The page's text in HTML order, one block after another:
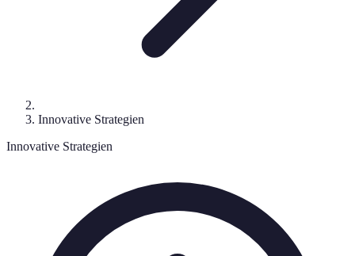
Innovative Strategien
Innovative Strategien